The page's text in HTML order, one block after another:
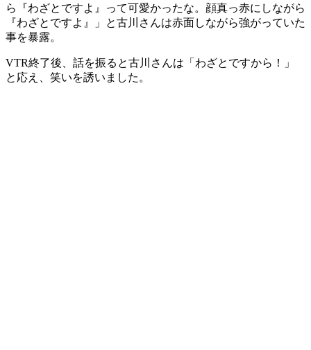
ら『わざとですよ』って可愛かったな。顔真っ赤にしながら
『わざとですよ』」と古川さんは赤面しながら強がっていた
事を暴露。
VTR終了後、話を振ると古川さんは「わざとですから！」
と応え、笑いを誘いました。